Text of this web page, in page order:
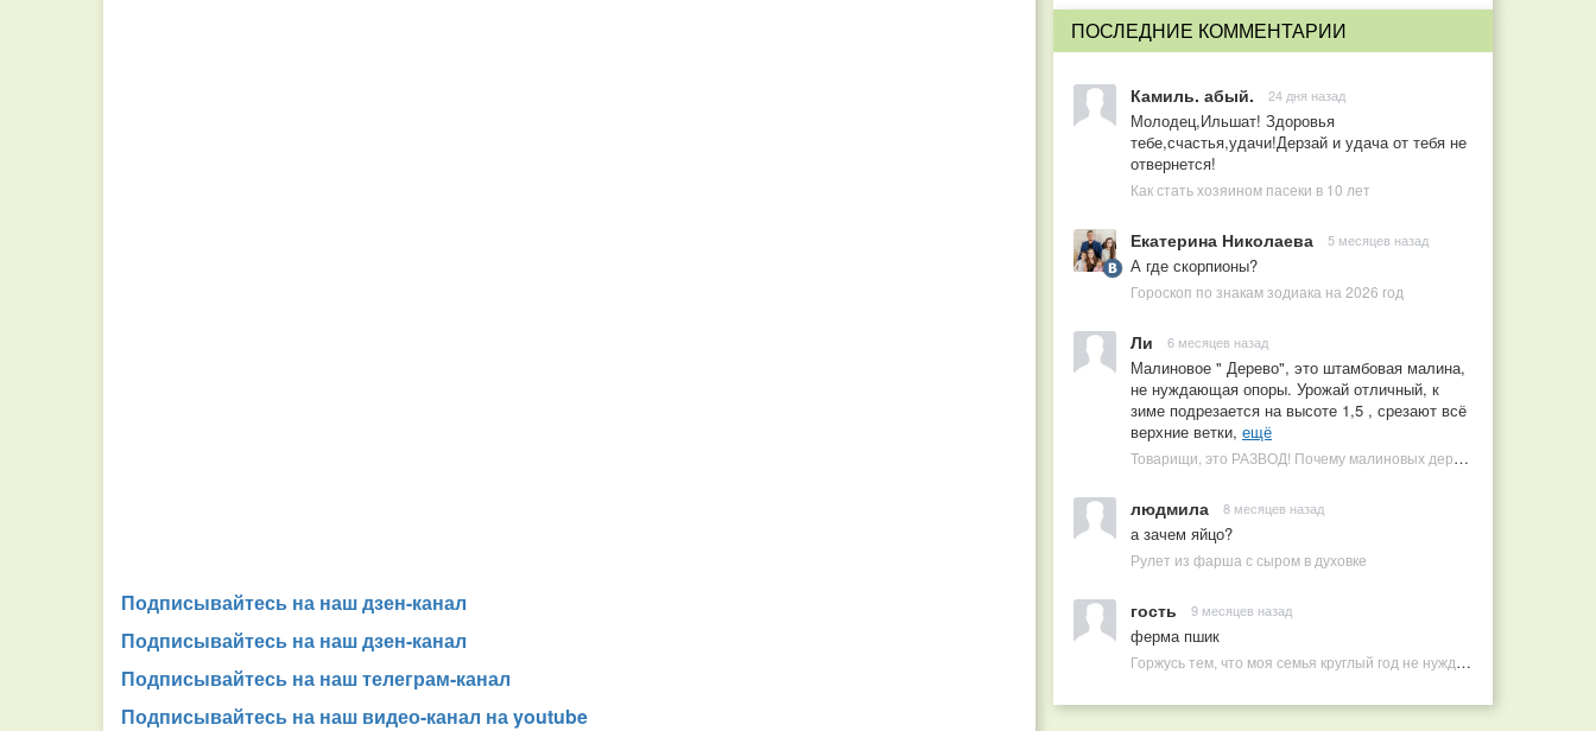
Подписывайтесь на наш дзен-канал
Подписывайтесь на наш дзен-канал
Подписывайтесь на наш телеграм-канал
Подписывайтесь на наш видео-канал на youtube
ПОСЛЕДНИЕ КОММЕНТАРИИ
Камиль. абый. 24 дня назад
Молодец,Ильшат! Здоровья
тебе,счастья,удачи!Дерзай и удача от тебя не
отвернется!
Как стать хозяином пасеки в 10 лет
Екатерина Николаева 5 месяцев назад
А где скорпионы?
Гороскоп по знакам зодиака на 2026 год
Ли 6 месяцев назад
Малиновое " Дерево", это штамбовая малина,
не нуждающая опоры. Урожай отличный, к
зиме подрезается на высоте 1,5 , срезают всё
верхние ветки, ещё
Товарищи, это РАЗВОД! Почему малиновых деревьев не бывает, или Как ушлые продавцы наживаются на мечтах садоводов
людмила 8 месяцев назад
а зачем яйцо?
Рулет из фарша с сыром в духовке
гость 9 месяцев назад
ферма пшик
Горжусь тем, что моя семья круглый год не нуждается в покупных витаминах